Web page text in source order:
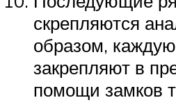
скрепляются
образом,
закрепляют в
помощи замков